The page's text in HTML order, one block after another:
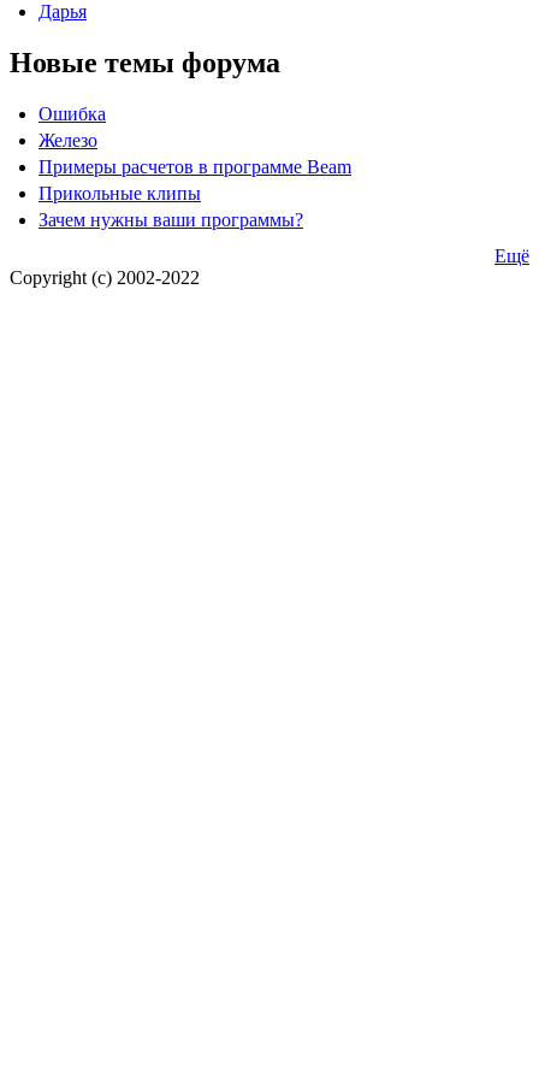
Дарья
Новые темы форума
Ошибка
Железо
Примеры расчетов в программе Beam
Прикольные клипы
Зачем нужны ваши программы?
Ещё
Copyright (c) 2002-2022